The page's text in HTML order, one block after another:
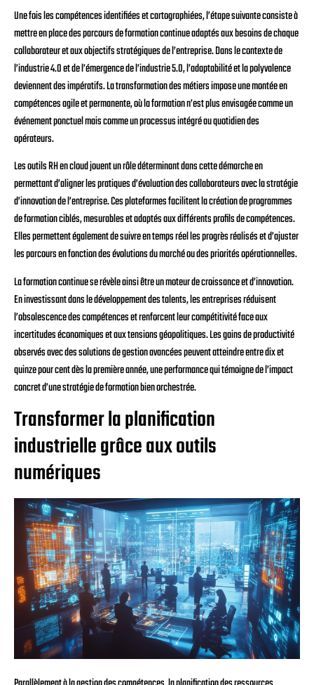
Une fois les compétences identifiées et cartographiées, l’étape suivante consiste à
mettre en place des parcours de formation continue adaptés aux besoins de chaque
collaborateur et aux objectifs stratégiques de l’entreprise. Dans le contexte de
l’industrie 4.0 et de l’émergence de l’industrie 5.0, l’adaptabilité et la polyvalence
deviennent des impératifs. La transformation des métiers impose une montée en
compétences agile et permanente, où la formation n’est plus envisagée comme un
événement ponctuel mais comme un processus intégré au quotidien des
opérateurs.
Les outils RH en cloud jouent un rôle déterminant dans cette démarche en
permettant d’aligner les pratiques d’évaluation des collaborateurs avec la stratégie
d’innovation de l’entreprise. Ces plateformes facilitent la création de programmes
de formation ciblés, mesurables et adaptés aux différents profils de compétences.
Elles permettent également de suivre en temps réel les progrès réalisés et d’ajuster
les parcours en fonction des évolutions du marché ou des priorités opérationnelles.
La formation continue se révèle ainsi être un moteur de croissance et d’innovation.
En investissant dans le développement des talents, les entreprises réduisent
l’obsolescence des compétences et renforcent leur compétitivité face aux
incertitudes économiques et aux tensions géopolitiques. Les gains de productivité
observés avec des solutions de gestion avancées peuvent atteindre entre dix et
quinze pour cent dès la première année, une performance qui témoigne de l’impact
concret d’une stratégie de formation bien orchestrée.
Transformer la planification
industrielle grâce aux outils
numériques